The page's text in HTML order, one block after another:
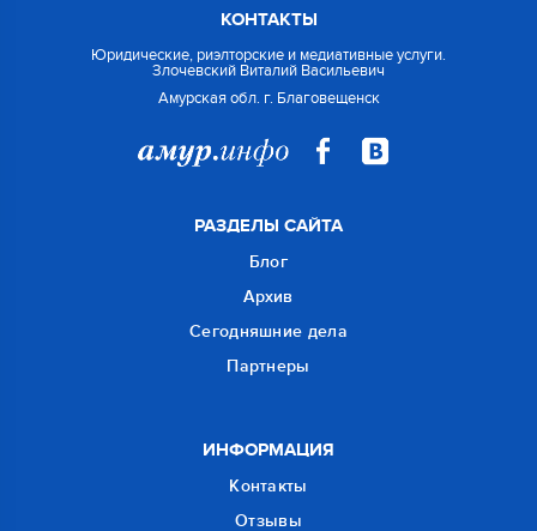
КОНТАКТЫ
Юридические, риэлторские и медиативные услуги.
Злочевский Виталий Васильевич
Амурская обл. г. Благовещенск
РАЗДЕЛЫ САЙТА
Блог
Архив
Сегодняшние дела
Партнеры
ИНФОРМАЦИЯ
Контакты
Отзывы